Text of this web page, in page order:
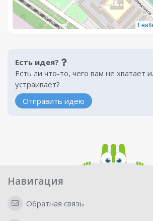
Есть идея?
Есть ли что-то, чего вам не хватает
устраивает?
Отправить идею
Навигация
Обратная связь